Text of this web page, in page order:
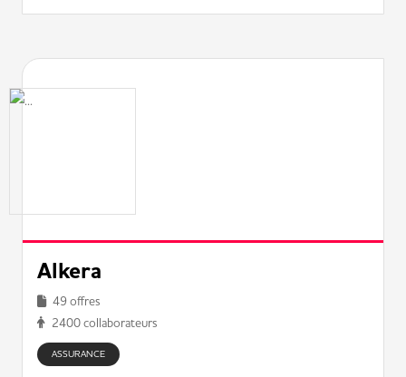
Alkera
49 offres
2400 collaborateurs
ASSURANCE